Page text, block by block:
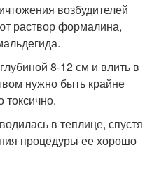
возбудителей
раствор формалина,
8-12 см и влить в
нужно быть крайне
токсично.
в теплице, спустя
процедуры ее хорошо